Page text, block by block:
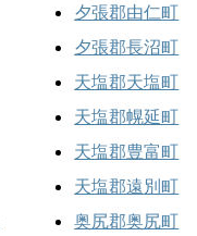
夕張郡由仁町
夕張郡長沼町
天塩郡天塩町
天塩郡幌延町
天塩郡豊富町
天塩郡遠別町
奥尻郡奥尻町